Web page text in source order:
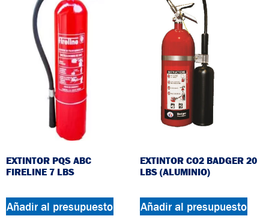
EXTINTOR PQS ABC
FIRELINE 7 LBS
Añadir al presupuesto
EXTINTOR CO2 BADGER 20
LBS (ALUMINIO)
Añadir al presupuesto